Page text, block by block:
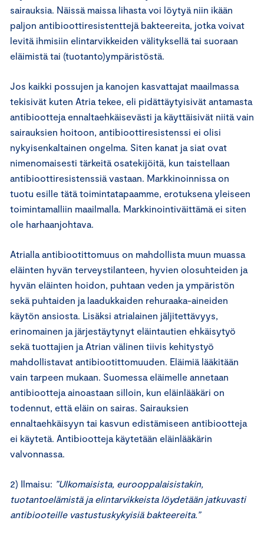
sairauksia. Näissä maissa lihasta voi löytyä niin ikään
paljon antibioottiresistenttejä bakteereita, jotka voivat
levitä ihmisiin elintarvikkeiden välityksellä tai suoraan
eläimistä tai (tuotanto)ympäristöstä.
Jos kaikki possujen ja kanojen kasvattajat maailmassa
tekisivät kuten Atria tekee, eli pidättäytyisivät antamasta
antibiootteja ennaltaehkäisevästi ja käyttäisivät niitä vain
sairauksien hoitoon, antibioottiresistenssi ei olisi
nykyisenkaltainen ongelma. Siten kanat ja siat ovat
nimenomaisesti tärkeitä osatekijöitä, kun taistellaan
antibioottiresistenssiä vastaan. Markkinoinnissa on
tuotu esille tätä toimintatapaamme, erotuksena yleiseen
toimintamalliin maailmalla. Markkinointiväittämä ei siten
ole harhaanjohtava.
Atrialla antibiootittomuus on mahdollista muun muassa
eläinten hyvän terveystilanteen, hyvien olosuhteiden ja
hyvän eläinten hoidon, puhtaan veden ja ympäristön
sekä puhtaiden ja laadukkaiden rehuraaka-aineiden
käytön ansiosta. Lisäksi atrialainen jäljitettävyys,
erinomainen ja järjestäytynyt eläintautien ehkäisytyö
sekä tuottajien ja Atrian välinen tiivis kehitystyö
mahdollistavat antibiootittomuuden. Eläimiä lääkitään
vain tarpeen mukaan. Suomessa eläimelle annetaan
antibiootteja ainoastaan silloin, kun eläinlääkäri on
todennut, että eläin on sairas. Sairauksien
ennaltaehkäisyyn tai kasvun edistämiseen antibiootteja
ei käytetä. Antibiootteja käytetään eläinlääkärin
valvonnassa.
2) Ilmaisu: ”Ulkomaisista, eurooppalaisistakin,
tuotantoelämistä ja elintarvikkeista löydetään jatkuvasti
antibiooteille vastustuskykyisiä bakteereita.”